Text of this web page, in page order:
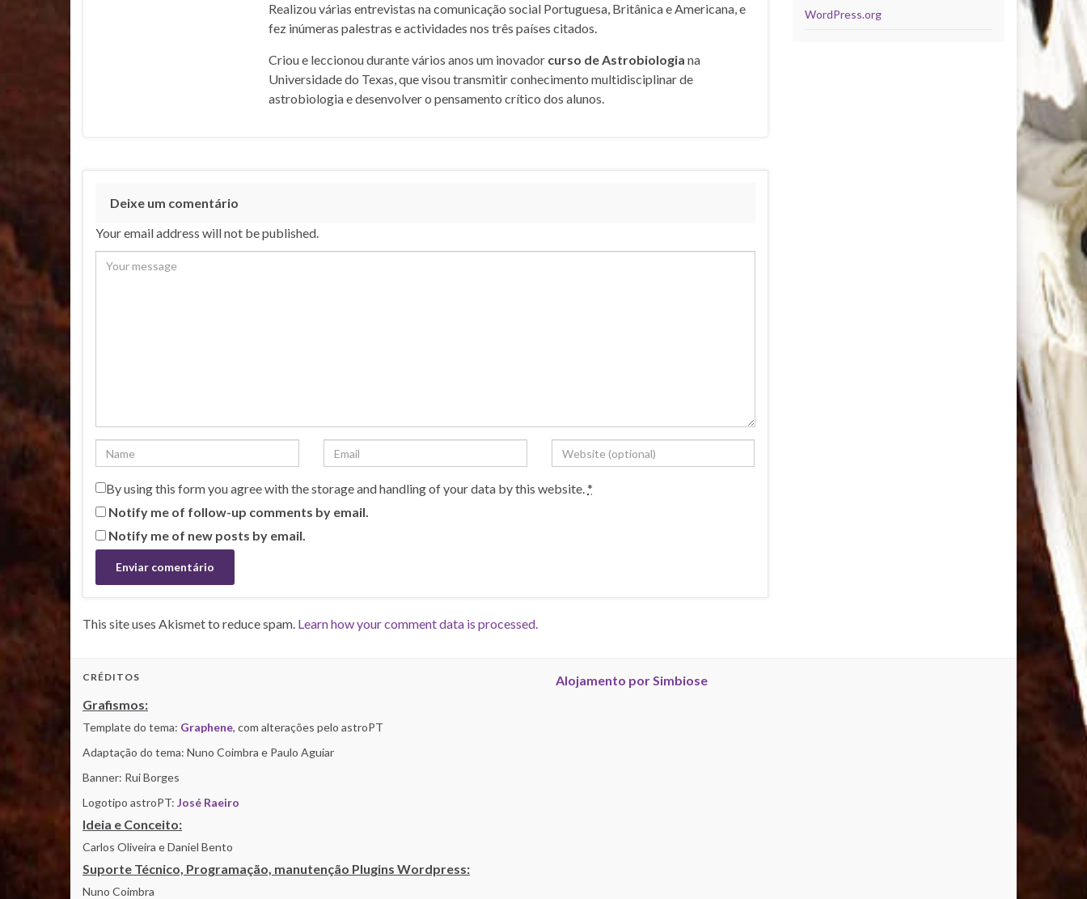
Realizou várias entrevistas na comunicação social Portuguesa, Britânica e Americana, e
fez inúmeras palestras e actividades nos três países citados.
Criou e leccionou durante vários anos um inovador curso de Astrobiologia na
Universidade do Texas, que visou transmitir conhecimento multidisciplinar de
astrobiologia e desenvolver o pensamento crítico dos alunos.
Deixe um comentário
Your email address will not be published.
By using this form you agree with the storage and handling of your data by this website.*
Notify me of follow-up comments by email.
Notify me of new posts by email.
This site uses Akismet to reduce spam. Learn how your comment data is processed.
WordPress.org
CRÉDITOS
Grafismos:
Template do tema: Graphene, com alterações pelo astroPT
Adaptação do tema: Nuno Coimbra e Paulo Aguiar
Banner: Rui Borges
Logotipo astroPT: José Raeiro
Ideia e Conceito:
Carlos Oliveira e Daniel Bento
Suporte Técnico, Programação, manutenção Plugins Wordpress:
Nuno Coimbra
Alojamento por Simbiose